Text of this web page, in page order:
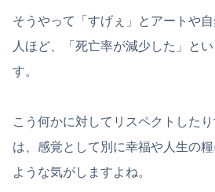
そうやって「すげぇ」とアートや
人ほど、「死亡率が減少した」と
す。
こう何かに対してリスペクトした
は、感覚として別に幸福や人生の
ような気がしますよね。